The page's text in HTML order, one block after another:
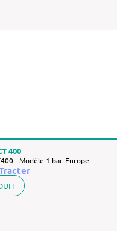
400
- Modèle 1 bac Europe